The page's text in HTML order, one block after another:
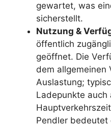
gewartet, was
sicherstellt.
Nutzung &
öffentlich
geöffnet. Die
dem allgemeinen
Auslastung;
Ladepunkte auch
Pendler bedeutet